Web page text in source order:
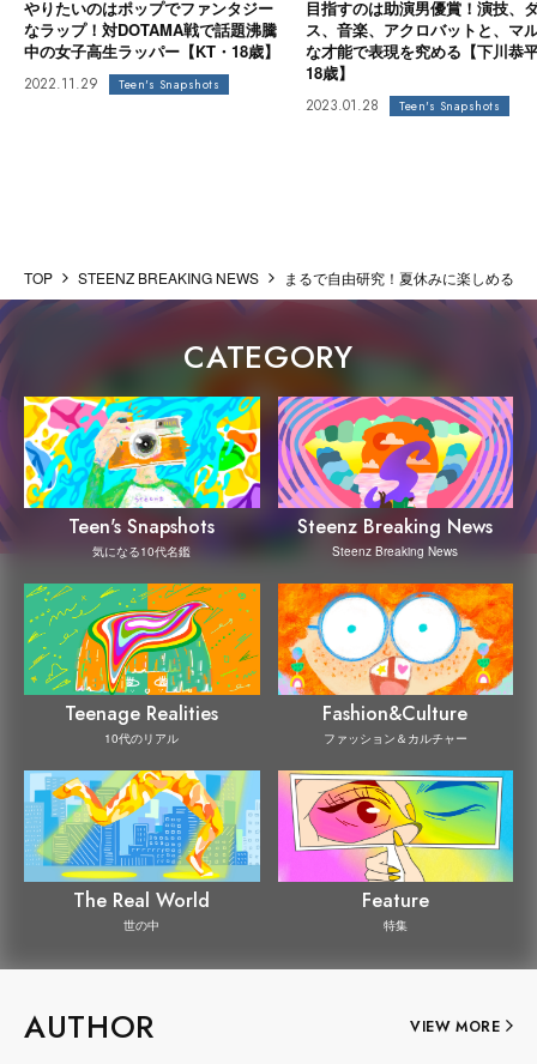
やりたいのはポップでファンタジー
なラップ！対DOTAMA戦で話題沸騰
中の女子高生ラッパー【KT・18歳】
2022.11.29 Teen's Snapshots
目指すのは助演男優賞！演技、
ス、音楽、アクロバットと、マ
な才能で表現を究める【下川恭
18歳】
2023.01.28 Teen's Snapshots
TOP STEENZ BREAKING NEWS まるで自由研究！夏休みに楽しめる
CATEGORY
Teen's Snapshots
気になる10代名鑑
Steenz Breaking News
Steenz Breaking News
Teenage Realities
10代のリアル
Fashion&Culture
ファッション＆カルチャー
The Real World
世の中
Feature
特集
AUTHOR VIEW MORE